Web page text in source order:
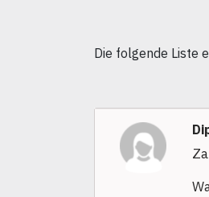
Die folgende Liste